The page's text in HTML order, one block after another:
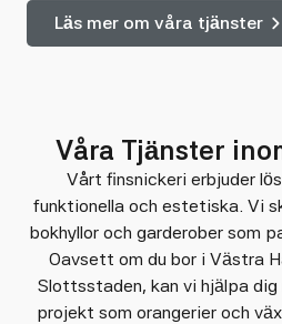
Läs mer om våra tjänster
Våra Tjänster
Vårt finsnickeri erbjuder
funktionella och estetiska. Vi
bokhyllor och garderober som
Oavsett om du bor i Västra
Slottsstaden, kan vi hjälpa
projekt som orangerier och